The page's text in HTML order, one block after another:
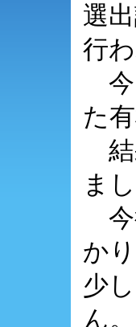
選
行
今
た
結
ま
今
か
少
ん。